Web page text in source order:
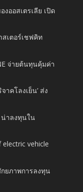
ออสเตรเลีย เปิด
สเตอร์เชฟคิท
จ่ายต้นทุนคุ้มค่า
าคโลงเย็น’ ส่ง
าลงทุนใน
vehicle
ยภาพการลงทุน